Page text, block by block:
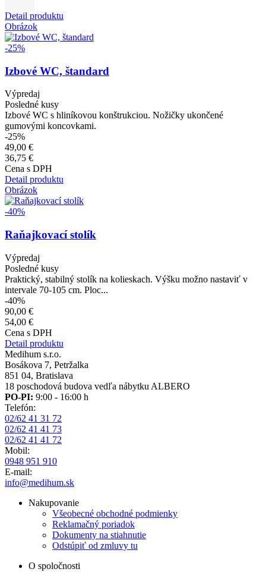
Detail produktu
Obrázok
-25%
Izbové WC, štandard
Výpredaj
Posledné kusy
Izbové WC s hliníkovou konštrukciou. Nožičky ukončené
gumovými koncovkami.
-25%
49,00 €
36,75 €
Cena s DPH
Detail produktu
Obrázok
-40%
Raňajkovací stolík
Výpredaj
Posledné kusy
Praktický, stabilný stolík na kolieskach. Výšku možno nastaviť v
intervale 70-105 cm. Ploc...
-40%
90,00 €
54,00 €
Cena s DPH
Detail produktu
Medihum s.r.o.
Bosákova 7, Petržalka
851 04, Bratislava
18 poschodová budova vedľa nábytku ALBERO
PO-PI: 9:00 - 16:00 h
Telefón:
02/62 41 31 72
02/62 41 41 73
02/62 41 41 72
Mobil:
0948 951 910
E-mail:
info@medihum.sk
Nakupovanie
Všeobecné obchodné podmienky
Reklamačný poriadok
Dokumenty na stiahnutie
Odstúpiť od zmluvy tu
O spoločnosti